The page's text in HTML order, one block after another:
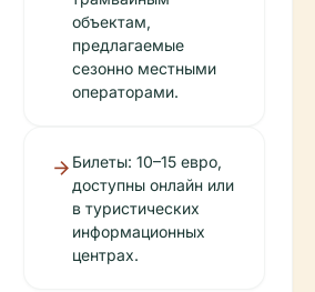
объектам,
предлагаемые
сезонно местными
операторами.
Билеты: 10–15 евро,
доступны онлайн или
в туристических
информационных
центрах.